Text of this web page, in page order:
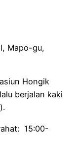
Mapo-gu,
Hongik
berjalan kaki
15:00-